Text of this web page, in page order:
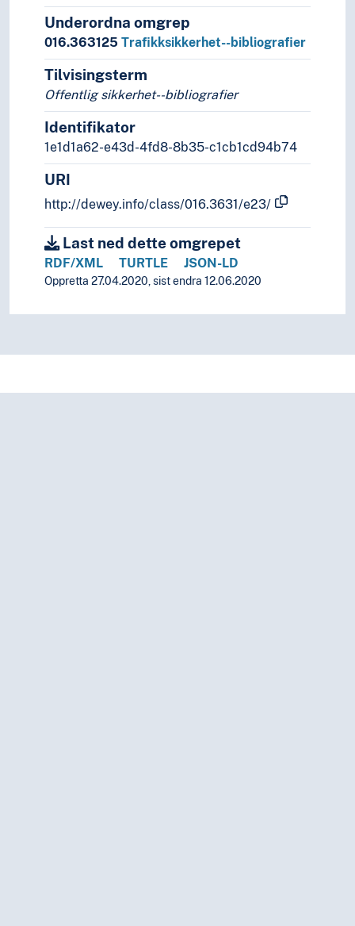
Underordna omgrep
016.363125 Trafikksikkerhet--bibliografier
Tilvisingsterm
Offentlig sikkerhet--bibliografier
Identifikator
1e1d1a62-e43d-4fd8-8b35-c1cb1cd94b74
URI
http://dewey.info/class/016.3631/e23/
Last ned dette omgrepet
RDF/XML TURTLE JSON-LD
Oppretta 27.04.2020, sist endra 12.06.2020